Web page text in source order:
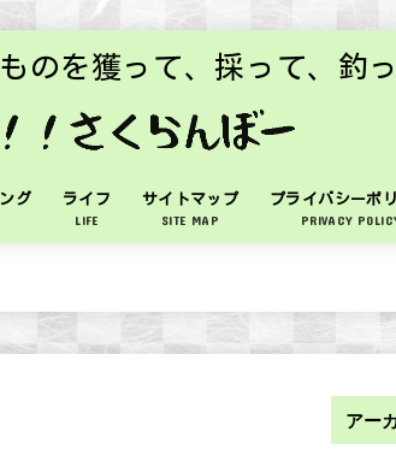
のを獲って、採って、釣
グ
ライフ
LIFE
サイトマップ
SITE MAP
プライバシーポ
PRIVACY
アー